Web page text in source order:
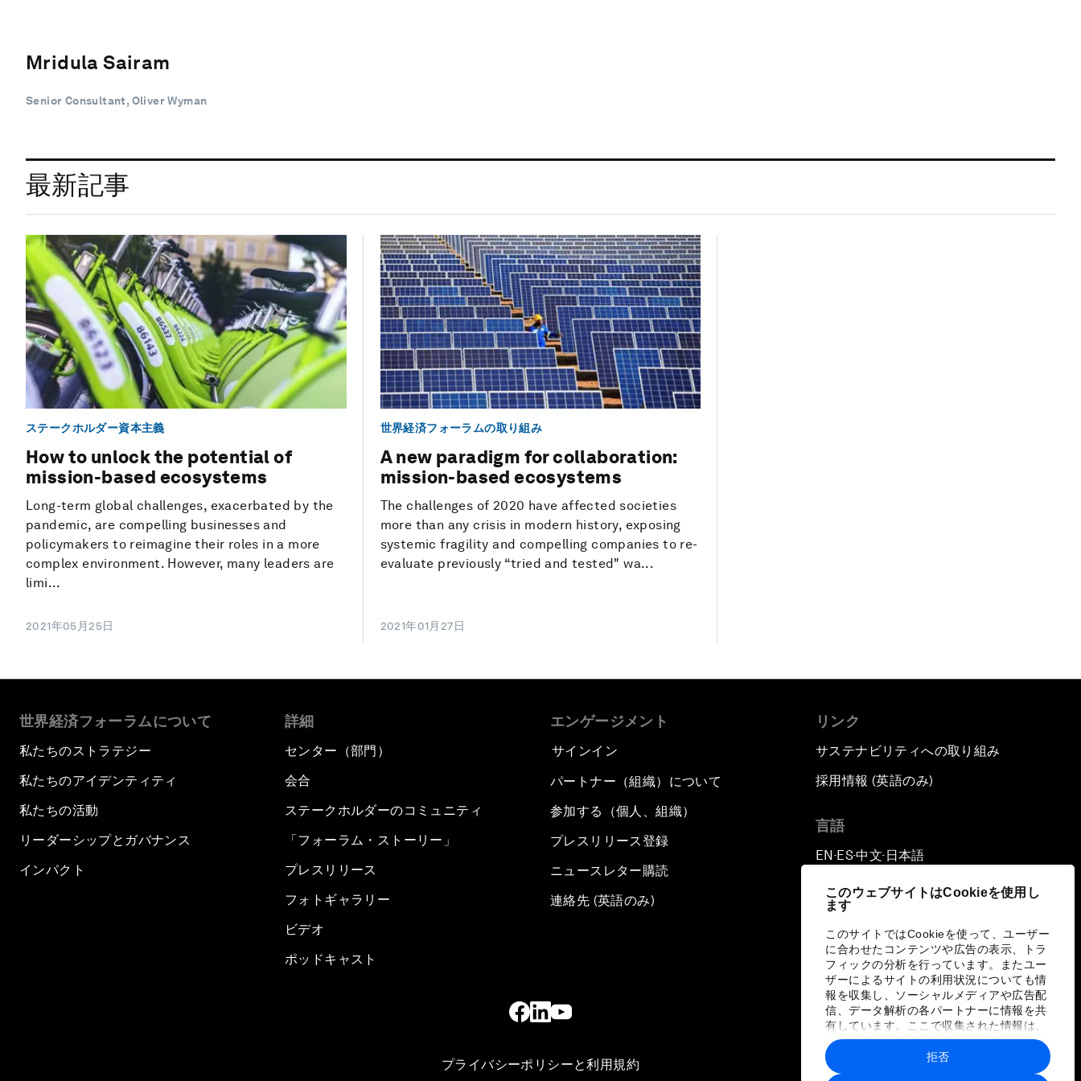
このウェブサイトはCookieを使用し
ます
このサイトではCookieを使って、ユーザー
に合わせたコンテンツや広告の表示、トラ
フィックの分析を行っています。またユー
ザーによるサイトの利用状況についても情
報を収集し、ソーシャルメディアや広告配
信、データ解析の各パートナーに情報を共
有しています。ここで収集された情報は、
ユーザーが各パートナーに提供した他の情
報や各パートナーのサービスを使用した際
に収集された情報と組み合わされ、各パー
拒否
Mridula Sairam
Senior Consultant, Oliver Wyman
最新記事
ステークホルダー資本主義
How to unlock the potential of
mission-based ecosystems
Long-term global challenges, exacerbated by the
pandemic, are compelling businesses and
policymakers to reimagine their roles in a more
complex environment. However, many leaders are
limi...
2021年05月25日
世界経済フォーラムの取り組み
A new paradigm for collaboration:
mission-based ecosystems
The challenges of 2020 have affected societies
more than any crisis in modern history, exposing
systemic fragility and compelling companies to re-
evaluate previously “tried and tested" wa...
2021年01月27日
世界経済フォーラムについて
私たちのストラテジー
私たちのアイデンティティ
私たちの活動
リーダーシップとガバナンス
インパクト
詳細
センター（部門）
会合
ステークホルダーのコミュニティ
「フォーラム・ストーリー」
プレスリリース
フォトギャラリー
ビデオ
ポッドキャスト
エンゲージメント
サインイン
パートナー（組織）について
参加する（個人、組織）
プレスリリース登録
ニュースレター購読
連絡先 (英語のみ)
リンク
サステナビリティへの取り組み
採用情報 (英語のみ)
言語
EN ▪ ES▪中文▪ 日本語
プライバシーポリシーと利用規約